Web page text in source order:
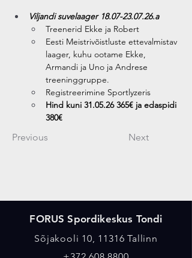
Viljandi suvelaager 18.07-23.07.26.a
Treenerid Ekke ja Robert
Eesti Meistrivõistluste ettevalmistav
laager, kuhu ootame Ekke,
Armandi ja Uno ja Andrese
treeninggruppe.
Registreerimine Sportlyzeris
Hind kuni 31.05.26 365€ ja edaspidi
380€
Previous Next
FORUS Spordikeskus Tondi
Sõjakooli 10, 11316 Tallinn